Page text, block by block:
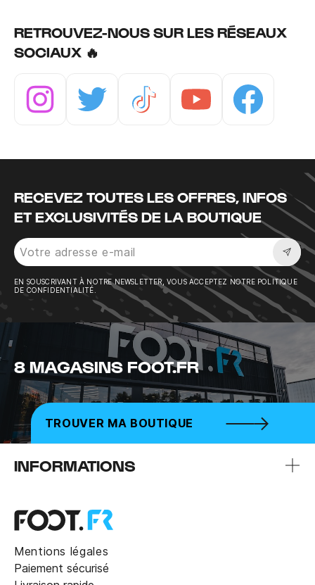
RETROUVEZ-NOUS SUR LES RÉSEAUX
SOCIAUX 🔥
RECEVEZ TOUTES LES OFFRES, INFOS
ET EXCLUSIVITÉS DE LA BOUTIQUE
EN SOUSCRIVANT À NOTRE NEWSLETTER, VOUS ACCEPTEZ NOTRE POLITIQUE
DE CONFIDENTIALITÉ.
8 MAGASINS FOOT.FR
TROUVER MA BOUTIQUE
INFORMATIONS
Mentions légales
Paiement sécurisé